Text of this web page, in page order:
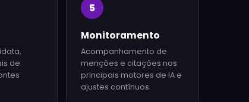
de
5
Monitoramento
Acompanhamento de
menções e citações nos
principais motores de IA e
ajustes contínuos.